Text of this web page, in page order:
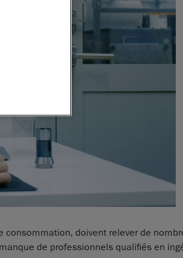
doivent relever de
de professionnels qualifiés en